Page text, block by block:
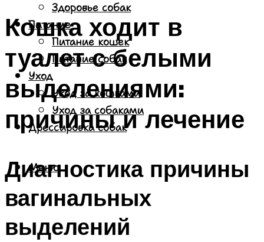
Здоровье собак
Питание
Питание кошек
Питание собак
Уход
Уход за кошками
Уход за собаками
Дрессировка собак
Меню
Кошка ходит в
туалет с белыми
выделениями:
причины и лечение
Диагностика причины
вагинальных
выделений